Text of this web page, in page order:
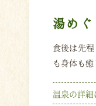
湯めぐ
食後は先
も身体も癒
温泉の詳細